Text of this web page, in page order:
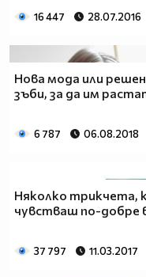
16 447 28.07.2016
Нова мода или
зъби, за да им
6 787 06.08.2018
Няколко трикчета,
чувстваш по-добре
37 797 11.03.2017